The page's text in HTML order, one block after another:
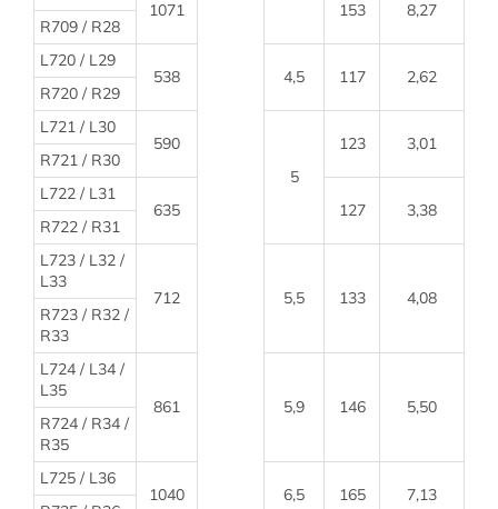
1071
153
8,27
R709 / R28
L720 / L29
538
4,5 117
2,62
R720 / R29
L721 / L30
590
5
123
3,01
R721 / R30
L722 / L31
635
127
3,38
R722 / R31
L723 / L32 /
L33
712
5,5 133
4,08
R723 / R32 /
R33
L724 / L34 /
L35
861
5,9 146
5,50
R724 / R34 /
R35
L725 / L36
1040
6,5 165
7,13